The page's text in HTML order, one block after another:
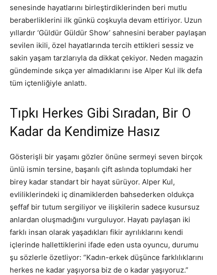
senesinde hayatlarını birleştirdiklerinden beri mutlu
beraberliklerini ilk günkü coşkuyla devam ettiriyor. Uzun
yıllardır ‘Güldür Güldür Show’ sahnesini beraber paylaşan
sevilen ikili, özel hayatlarında tercih ettikleri sessiz ve
sakin yaşam tarzlarıyla da dikkat çekiyor. Neden magazin
gündeminde sıkça yer almadıklarını ise Alper Kul ilk defa
tüm içtenliğiyle anlattı.
Tıpkı Herkes Gibi Sıradan, Bir O
Kadar da Kendimize Hasız
Gösterişli bir yaşamı gözler önüne sermeyi seven birçok
ünlü ismin tersine, başarılı çift aslında toplumdaki her
birey kadar standart bir hayat sürüyor. Alper Kul,
evliliklerindeki iç dinamiklerden bahsederken oldukça
şeffaf bir tutum sergiliyor ve ilişkilerin sadece kusursuz
anlardan oluşmadığını vurguluyor. Hayatı paylaşan iki
farklı insan olarak yaşadıkları fikir ayrılıklarını kendi
içlerinde hallettiklerini ifade eden usta oyuncu, durumu
şu sözlerle özetliyor: “Kadın-erkek düşünce farklılıklarını
herkes ne kadar yaşıyorsa biz de o kadar yaşıyoruz.”